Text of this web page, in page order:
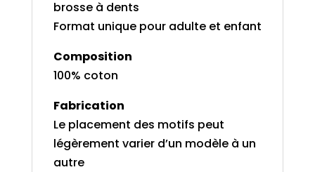
brosse à dents
Format unique pour adulte et enfant
Composition
100% coton
Fabrication
Le placement des motifs peut
légèrement varier d’un modèle à un
autre